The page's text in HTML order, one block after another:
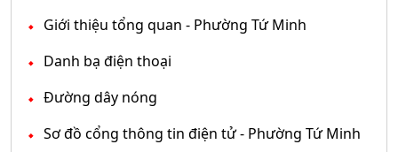
Giới thiệu tổng quan - Phường Tứ Minh
Danh bạ điện thoại
Đường dây nóng
Sơ đồ cổng thông tin điện tử - Phường Tứ Minh